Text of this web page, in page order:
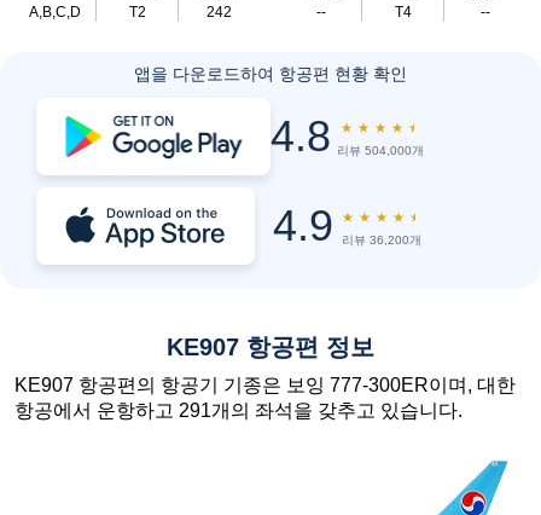
A,B,C,D
T2
242
--
T4
--
앱을 다운로드하여 항공편 현황 확인
4.8 ★ ★ ★ ★ ★
리뷰 504,000개
4.9 ★ ★ ★ ★ ★
리뷰 36,200개
KE907 항공편 정보
KE907 항공편의 항공기 기종은 보잉 777-300ER이며, 대한
항공에서 운항하고 291개의 좌석을 갖추고 있습니다.